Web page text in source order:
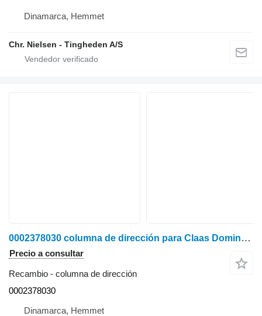
Dinamarca, Hemmet
Chr. Nielsen - Tingheden A/S
0002378030 columna de dirección para Claas Dominator 76 cosechadora de cereales
Precio a consultar
Recambio - columna de dirección
0002378030
Dinamarca, Hemmet